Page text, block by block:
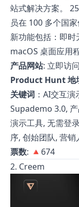
站式解决方案。
员在 100 多个国
新功能包括：即时
macOS 桌面应用
产品网站: 立即访问
Product Hunt 地
关键词 ：AI交互
Supademo 3.0,
演示工具, 无需登
序, 创始团队, 营
票数: 🔺674
2. Creem